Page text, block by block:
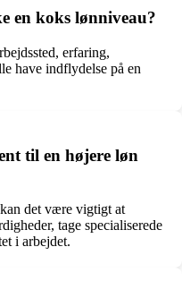
en koks lønniveau?
erfaring,
have indflydelse på en
til en højere løn
det være vigtigt at
tage specialiserede
i arbejdet.